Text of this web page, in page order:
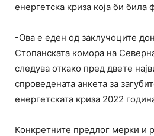
енергетска криза која би била
-Ова е еден од заклучоците
Стопанската комора на
следува откако пред двете
спроведената анкета за
енергетската криза 2022
Конкретните предлог мерки и